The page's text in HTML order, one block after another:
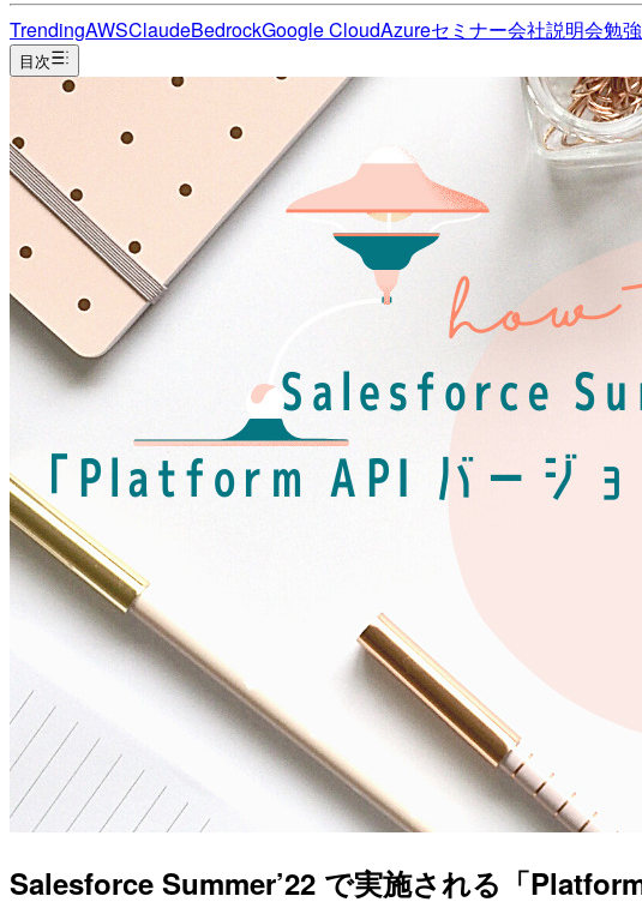
TrendingAWSClaudeBedrockGoogle CloudAzureセミナー会社説明会勉
目次
Salesforce Summer’22 で実施される「